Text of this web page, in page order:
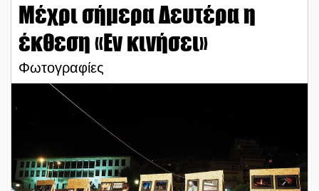
Μέχρι σήμερα Δευτέρα η
έκθεση «Εν κινήσει»
Φωτογραφίες